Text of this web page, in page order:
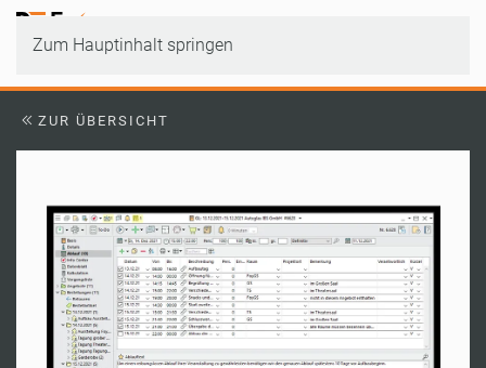
Zum Hauptinhalt springen
ZUR ÜBERSICHT